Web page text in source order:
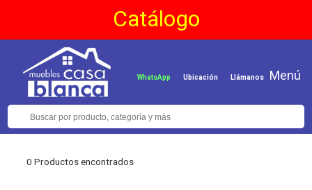
Catálogo
WhatsApp Ubicación Llámanos Menú
0 Productos encontrados